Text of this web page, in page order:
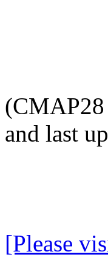
(CMAP28
and last
[Please